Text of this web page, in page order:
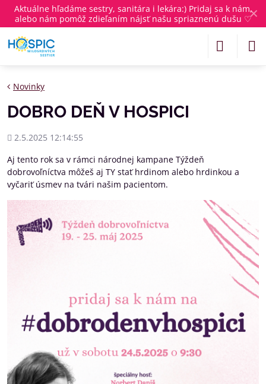
✕
Aktuálne hľadáme sestry, sanitára i lekára:) Pridaj sa k nám,
alebo nám pomôž zdieľaním nájsť našu spriaznenú dušu ♡
Novinky
DOBRO DEŇ V HOSPICI
Pridané
2.5.2025 12:14:55
Aj tento rok sa v rámci národnej kampane Týždeň
dobrovoľníctva môžeš aj TY stať hrdinom alebo hrdinkou a
vyčariť úsmev na tvári našim pacientom.